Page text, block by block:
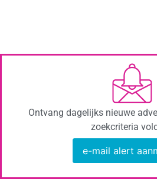
Ontvang dagelijks nieuwe
zoekcriteria
e-mail alert